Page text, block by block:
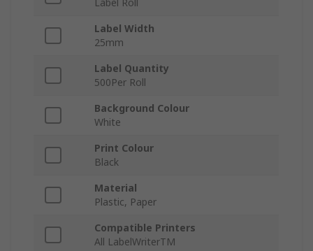
Label Roll
Label Width
25mm
Label Quantity
500Per Roll
Background Colour
White
Print Colour
Black
Material
Plastic, Paper
Compatible Printers
All LabelWriterTM